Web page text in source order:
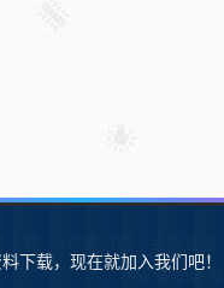
SW自学网
下载，现在就加入我们吧！